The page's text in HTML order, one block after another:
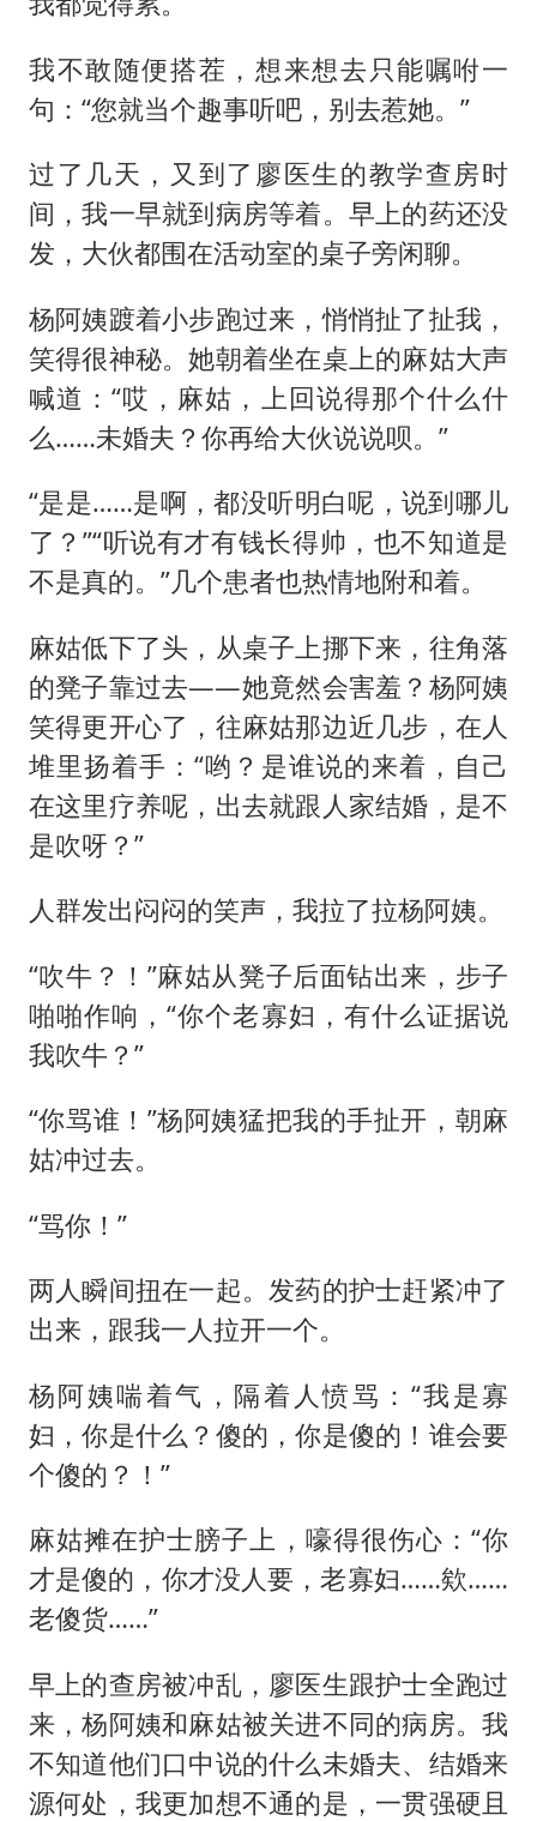
我不敢随便搭茬，想来想去只能嘱咐一
句：“您就当个趣事听吧，别去惹她。”
过了几天，又到了廖医生的教学查房时
间，我一早就到病房等着。早上的药还没
发，大伙都围在活动室的桌子旁闲聊。
杨阿姨踱着小步跑过来，悄悄扯了扯我，
笑得很神秘。她朝着坐在桌上的麻姑大声
喊道：“哎，麻姑，上回说得那个什么什
么……未婚夫？你再给大伙说说呗。”
“是是……是啊，都没听明白呢，说到哪儿
了？”“听说有才有钱长得帅，也不知道是
不是真的。”几个患者也热情地附和着。
麻姑低下了头，从桌子上挪下来，往角落
的凳子靠过去——她竟然会害羞？杨阿姨
笑得更开心了，往麻姑那边近几步，在人
堆里扬着手：“哟？是谁说的来着，自己
在这里疗养呢，出去就跟人家结婚，是不
是吹呀？”
人群发出闷闷的笑声，我拉了拉杨阿姨。
“吹牛？！”麻姑从凳子后面钻出来，步子
啪啪作响，“你个老寡妇，有什么证据说
我吹牛？”
“你骂谁！”杨阿姨猛把我的手扯开，朝麻
姑冲过去。
“骂你！”
两人瞬间扭在一起。发药的护士赶紧冲了
出来，跟我一人拉开一个。
杨阿姨喘着气，隔着人愤骂：“我是寡
妇，你是什么？傻的，你是傻的！谁会要
个傻的？！”
麻姑摊在护士膀子上，嚎得很伤心：“你
才是傻的，你才没人要，老寡妇……欸……
老傻货……”
早上的查房被冲乱，廖医生跟护士全跑过
来，杨阿姨和麻姑被关进不同的病房。我
不知道他们口中说的什么未婚夫、结婚来
源何处，我更加想不通的是，一贯强硬且